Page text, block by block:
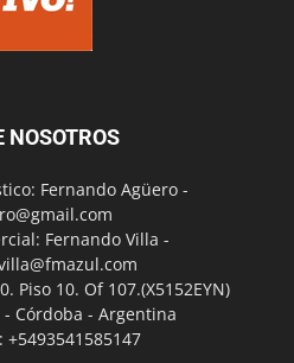
NOSOTROS
Fernando Agüero -
Fernando Villa -
Piso 10. Of 107.(X5152EYN)
- Córdoba - Argentina
+5493541585147